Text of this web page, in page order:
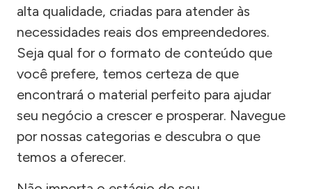
alta qualidade, criadas para atender às
necessidades reais dos empreendedores.
Seja qual for o formato de conteúdo que
você prefere, temos certeza de que
encontrará o material perfeito para ajudar
seu negócio a crescer e prosperar. Navegue
por nossas categorias e descubra o que
temos a oferecer.